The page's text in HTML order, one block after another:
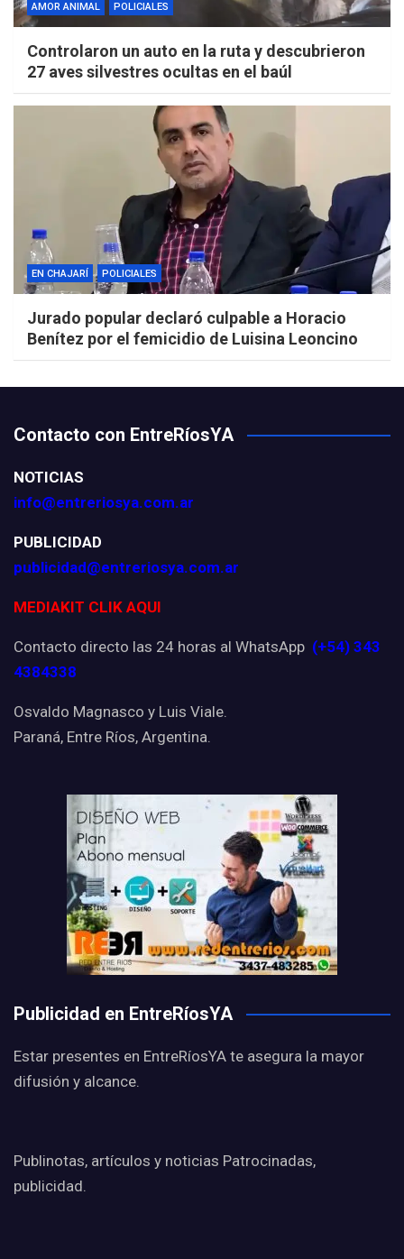
AMOR ANIMAL POLICIALES
Controlaron un auto en la ruta y descubrieron
27 aves silvestres ocultas en el baúl
EN CHAJARÍ POLICIALES
Jurado popular declaró culpable a Horacio
Benítez por el femicidio de Luisina Leoncino
Contacto con EntreRíosYA
NOTICIAS
info@entreriosya.com.ar
PUBLICIDAD
publicidad@entreriosya.com.ar
MEDIAKIT CLIK AQUI
Contacto directo las 24 horas al WhatsApp (+54) 343
4384338
Osvaldo Magnasco y Luis Viale.
Paraná, Entre Ríos, Argentina.
Publicidad en EntreRíosYA
Estar presentes en EntreRíosYA te asegura la mayor
difusión y alcance.
Publinotas, artículos y noticias Patrocinadas,
publicidad.